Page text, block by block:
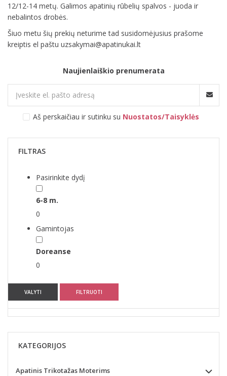
12/12-14 metų. Galimos apatinių rūbelių spalvos - juoda ir
nebalintos drobės.
Šiuo metu šių prekių neturime tad susidomėjusius prašome
kreiptis el paštu uzsakymai@apatinukai.lt
Naujienlaiškio prenumerata
Aš perskaičiau ir sutinku su Nuostatos/Taisyklės
FILTRAS
Pasirinkite dydį
6-8 m.
0
Gamintojas
Doreanse
0
VALYTI FILTRUOTI
KATEGORIJOS
Apatinis Trikotažas Moterims